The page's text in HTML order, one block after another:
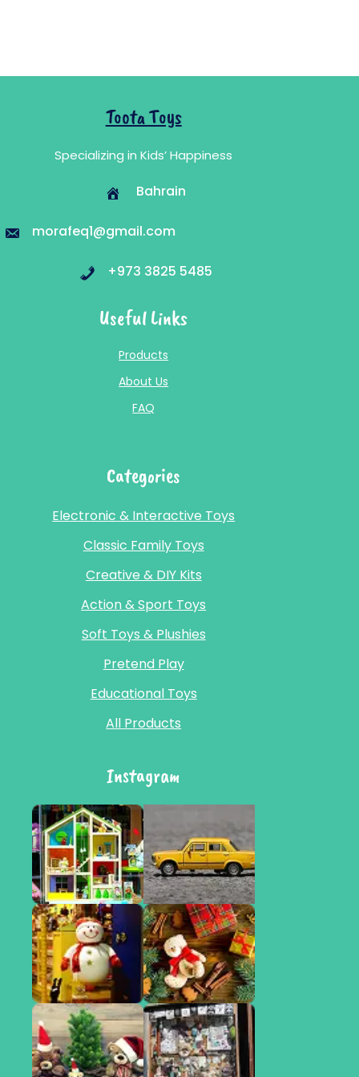
Toota Toys
Specializing in Kids’ Happiness
Bahrain
morafeq1@gmail.com
+973 3825 5485
Useful Links
Products
About Us
FAQ
Categories
Electronic & Interactive Toys
Classic Family Toys
Creative & DIY Kits
Action & Sport Toys
Soft Toys & Plushies
Pretend Play
Educational Toys
All Products
Instagram